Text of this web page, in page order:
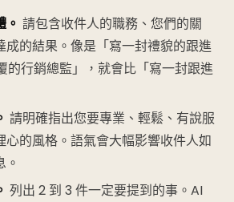
請包含收件人的職務、您們的關
成的結果。像是「寫一封禮貌的跟進
的行銷總監」，就會比「寫一封跟進
請明確指出您要專業、輕鬆、有說服
心的風格。語氣會大幅影響收件人如
列出 2 到 3 件一定要提到的事。AI